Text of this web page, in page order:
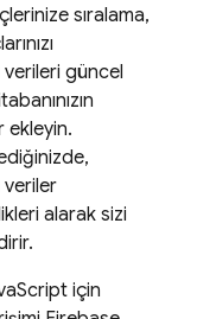
sıralama,
verileri güncel
ekleyin.
veriler
alarak sizi
için